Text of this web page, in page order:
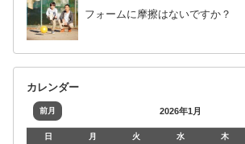
フォームに摩擦はないですか？
カレンダー
前月 2026年1月
日 月 火 水 木